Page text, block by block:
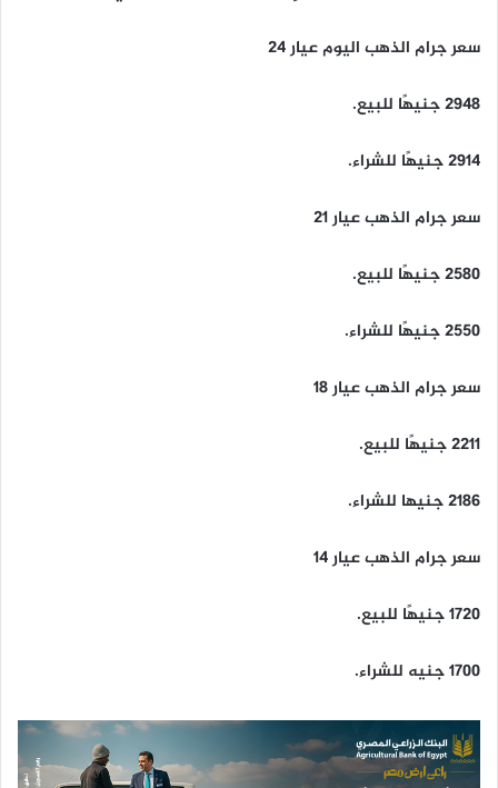
سعر جرام الذهب اليوم عيار 24
2948 جنيهًا للبيع.
2914 جنيهًا للشراء.
سعر جرام الذهب عيار 21
2580 جنيهًا للبيع.
2550 جنيهًا للشراء.
سعر جرام الذهب عيار 18
2211 جنيهًا للبيع.
2186 جنيها للشراء.
سعر جرام الذهب عيار 14
1720 جنيهًا للبيع.
1700 جنيه للشراء.